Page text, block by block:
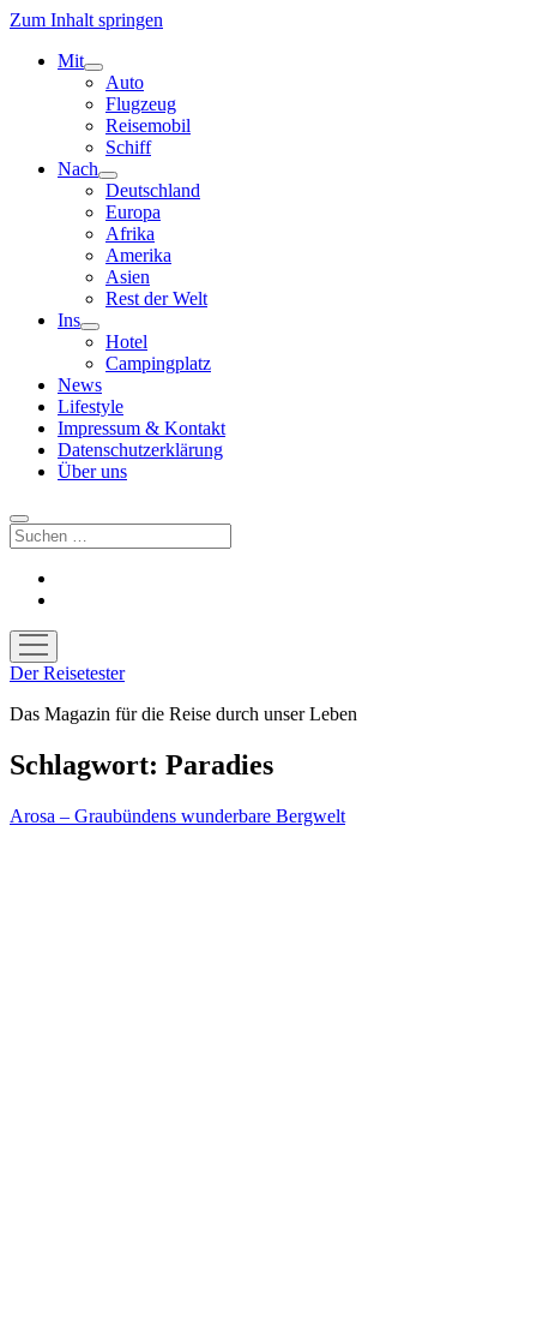
Zum Inhalt springen
Mit
Menü
öffnen
Auto
Flugzeug
Reisemobil
Schiff
Nach
Menü
öffnen
Deutschland
Europa
Afrika
Amerika
Asien
Rest der Welt
Ins
Menü
öffnen
Hotel
Campingplatz
News
Lifestyle
Impressum & Kontakt
Datenschutzerklärung
Über uns
Suchen
Menü
öffnen
Der Reisetester
Das Magazin für die Reise durch unser Leben
Schlagwort: Paradies
Arosa – Graubündens wunderbare Bergwelt